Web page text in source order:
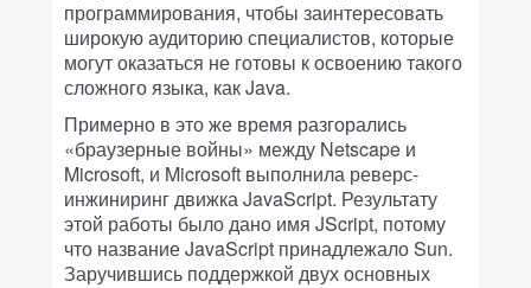
программирования, чтобы заинтересовать
широкую аудиторию специалистов, которые
могут оказаться не готовы к освоению такого
сложного языка, как Java.
Примерно в это же время разгорались
«браузерные войны» между Netscape и
Microsoft, и Microsoft выполнила реверс-
инжиниринг движка JavaScript. Результату
этой работы было дано имя JScript, потому
что название JavaScript принадлежало Sun.
Заручившись поддержкой двух основных